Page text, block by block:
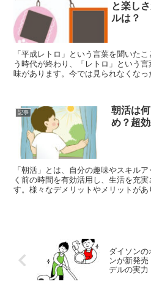
と楽し
ルは？
「平成レトロ」という言葉を聞いた
う時代が終わり、「レトロ」という
味があります。今では見られなくなっ
記事
朝活は
め？超
「朝活」とは、自分の趣味やスキル
く前の時間を有効活用し、生活を充
す。様々なデメリットやメリットが
ダイソン
ンが新発
デルの実力